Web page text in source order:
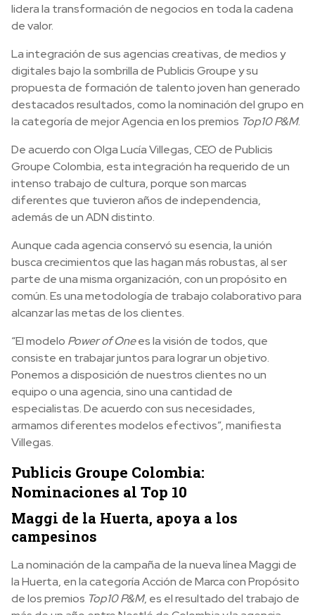
lidera la transformación de negocios en toda la cadena
de valor.
La integración de sus agencias creativas, de medios y
digitales bajo la sombrilla de Publicis Groupe y su
propuesta de formación de talento joven han generado
destacados resultados, como la nominación del grupo en
la categoría de mejor Agencia en los premios Top10 P&M.
De acuerdo con Olga Lucía Villegas, CEO de Publicis
Groupe Colombia, esta integración ha requerido de un
intenso trabajo de cultura, porque son marcas
diferentes que tuvieron años de independencia,
además de un ADN distinto.
Aunque cada agencia conservó su esencia, la unión
busca crecimientos que las hagan más robustas, al ser
parte de una misma organización, con un propósito en
común. Es una metodología de trabajo colaborativo para
alcanzar las metas de los clientes.
“El modelo Power of Onees la visión de todos, que
consiste en trabajar juntos para lograr un objetivo.
Ponemos a disposición de nuestros clientes no un
equipo o una agencia, sino una cantidad de
especialistas. De acuerdo con sus necesidades,
armamos diferentes modelos efectivos”, manifiesta
Villegas.
Publicis Groupe Colombia:
Nominaciones al Top 10
Maggi de la Huerta, apoya a los
campesinos
La nominación de la campaña de la nueva línea Maggi de
la Huerta, en la categoría Acción de Marca con Propósito
de los premios Top10 P&M, es el resultado del trabajo de